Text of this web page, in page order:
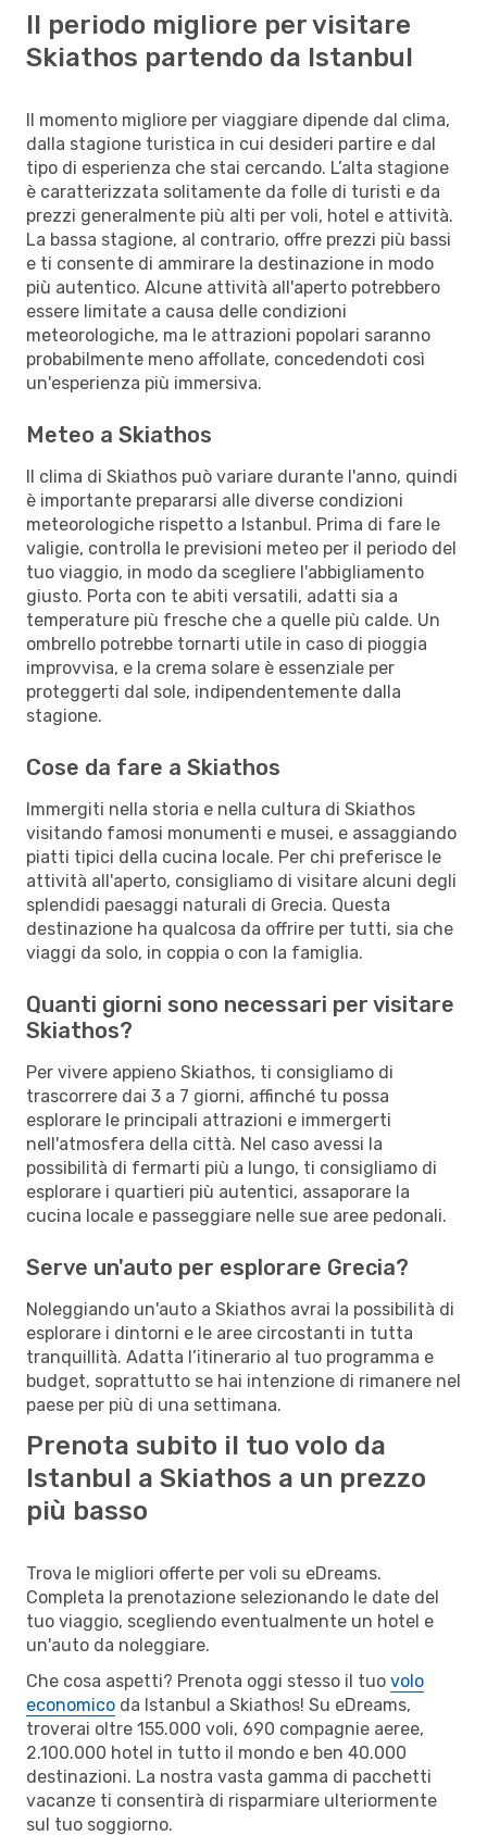
Il periodo migliore per visitare
Skiathos partendo da Istanbul
Il momento migliore per viaggiare dipende dal clima,
dalla stagione turistica in cui desideri partire e dal
tipo di esperienza che stai cercando. L’alta stagione
è caratterizzata solitamente da folle di turisti e da
prezzi generalmente più alti per voli, hotel e attività.
La bassa stagione, al contrario, offre prezzi più bassi
e ti consente di ammirare la destinazione in modo
più autentico. Alcune attività all'aperto potrebbero
essere limitate a causa delle condizioni
meteorologiche, ma le attrazioni popolari saranno
probabilmente meno affollate, concedendoti così
un'esperienza più immersiva.
Meteo a Skiathos
Il clima di Skiathos può variare durante l'anno, quindi
è importante prepararsi alle diverse condizioni
meteorologiche rispetto a Istanbul. Prima di fare le
valigie, controlla le previsioni meteo per il periodo del
tuo viaggio, in modo da scegliere l'abbigliamento
giusto. Porta con te abiti versatili, adatti sia a
temperature più fresche che a quelle più calde. Un
ombrello potrebbe tornarti utile in caso di pioggia
improvvisa, e la crema solare è essenziale per
proteggerti dal sole, indipendentemente dalla
stagione.
Cose da fare a Skiathos
Immergiti nella storia e nella cultura di Skiathos
visitando famosi monumenti e musei, e assaggiando
piatti tipici della cucina locale. Per chi preferisce le
attività all'aperto, consigliamo di visitare alcuni degli
splendidi paesaggi naturali di Grecia. Questa
destinazione ha qualcosa da offrire per tutti, sia che
viaggi da solo, in coppia o con la famiglia.
Quanti giorni sono necessari per visitare
Skiathos?
Per vivere appieno Skiathos, ti consigliamo di
trascorrere dai 3 a 7 giorni, affinché tu possa
esplorare le principali attrazioni e immergerti
nell'atmosfera della città. Nel caso avessi la
possibilità di fermarti più a lungo, ti consigliamo di
esplorare i quartieri più autentici, assaporare la
cucina locale e passeggiare nelle sue aree pedonali.
Serve un'auto per esplorare Grecia?
Noleggiando un'auto a Skiathos avrai la possibilità di
esplorare i dintorni e le aree circostanti in tutta
tranquillità. Adatta l’itinerario al tuo programma e
budget, soprattutto se hai intenzione di rimanere nel
paese per più di una settimana.
Prenota subito il tuo volo da
Istanbul a Skiathos a un prezzo
più basso
Trova le migliori offerte per voli su eDreams.
Completa la prenotazione selezionando le date del
tuo viaggio, scegliendo eventualmente un hotel e
un'auto da noleggiare.
Che cosa aspetti? Prenota oggi stesso il tuo volo
economico da Istanbul a Skiathos! Su eDreams,
troverai oltre 155.000 voli, 690 compagnie aeree,
2.100.000 hotel in tutto il mondo e ben 40.000
destinazioni. La nostra vasta gamma di pacchetti
vacanze ti consentirà di risparmiare ulteriormente
sul tuo soggiorno.